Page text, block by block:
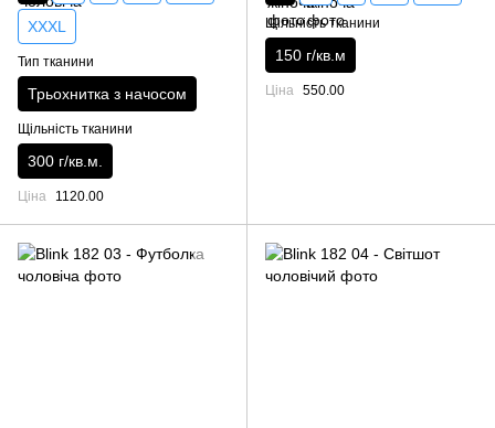
XXXL
Тип тканини
Трьохнитка з начосом
Щільність тканини
300 г/кв.м.
Ціна 1120.00
Щільність тканини
150 г/кв.м
Ціна 550.00